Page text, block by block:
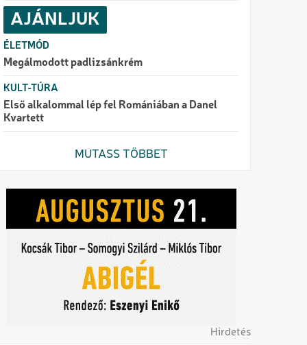
AJÁNLJUK
ÉLETMÓD
Megálmodott padlizsánkrém
KULT-TÚRA
Első alkalommal lép fel Romániában a Danel
Kvartett
MUTASS TÖBBET
Hirdetés